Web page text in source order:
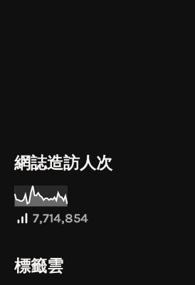
網誌造訪人次
7,714,854
標籤雲